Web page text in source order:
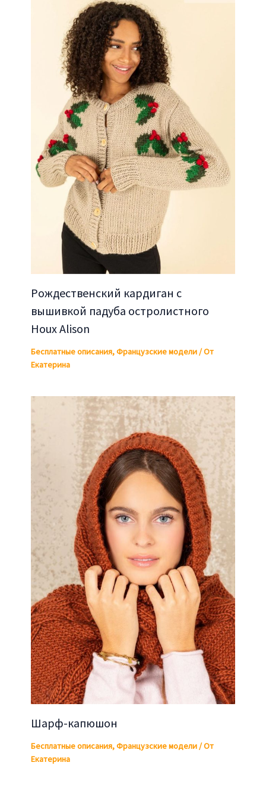
Рождественский кардиган с
вышивкой падуба остролистного
Houx Alison
Бесплатные описания,Французские модели/ От
Екатерина
Шарф-капюшон
Бесплатные описания,Французские модели/ От
Екатерина